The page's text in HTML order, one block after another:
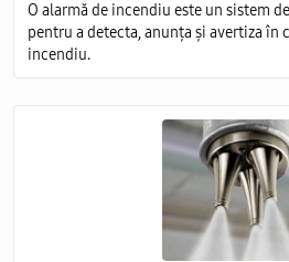
O alarmă de incendiu este un sistem
pentru a detecta, anunța și avertiza în
incendiu.